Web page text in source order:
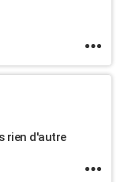
rien d'autre